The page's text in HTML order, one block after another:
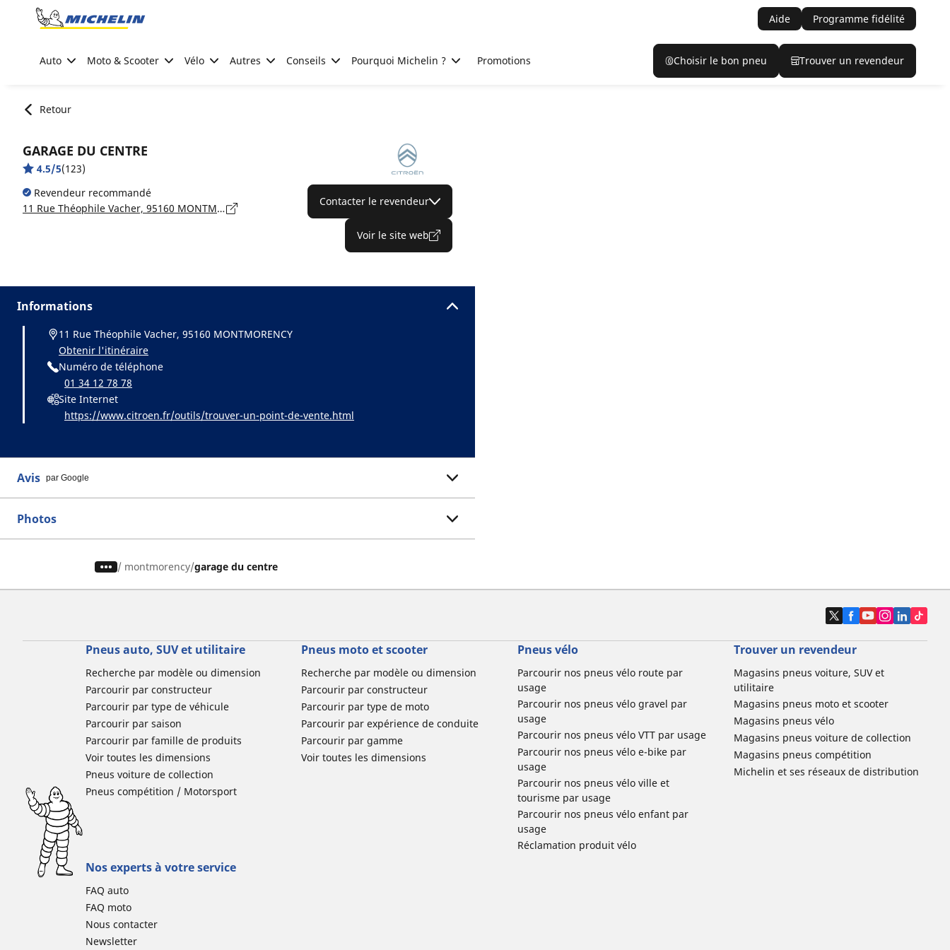
Go to page content
Aide Programme fidélité
Auto Moto & Scooter Vélo Autres Conseils Pourquoi Michelin ? Promotions Choisir le bon pneu Trouver un revendeur
Retour
GARAGE DU CENTRE
4.5/5(123)
Revendeur recommandé
11 Rue Théophile Vacher, 95160 MONTMORENCY
Contacter le revendeur
Voir le site web
Informations
11 Rue Théophile Vacher, 95160 MONTMORENCY
Obtenir l'itinéraire
Numéro de téléphone
01 34 12 78 78
Site Internet
https://www.citroen.fr/outils/trouver-un-point-de-vente.html
Avis par Google
Photos
/ montmorency garage du centre
Pneus auto, SUV et utilitaire
Recherche par modèle ou dimension
Parcourir par constructeur
Parcourir par type de véhicule
Parcourir par saison
Parcourir par famille de produits
Voir toutes les dimensions
Pneus voiture de collection
Pneus compétition / Motorsport
Pneus moto et scooter
Recherche par modèle ou dimension
Parcourir par constructeur
Parcourir par type de moto
Parcourir par expérience de conduite
Parcourir par gamme
Voir toutes les dimensions
Pneus vélo
Parcourir nos pneus vélo route par
usage
Parcourir nos pneus vélo gravel par
usage
Parcourir nos pneus vélo VTT par usage
Parcourir nos pneus vélo e-bike par
usage
Parcourir nos pneus vélo ville et
tourisme par usage
Parcourir nos pneus vélo enfant par
usage
Réclamation produit vélo
Trouver un revendeur
Magasins pneus voiture, SUV et
utilitaire
Magasins pneus moto et scooter
Magasins pneus vélo
Magasins pneus voiture de collection
Magasins pneus compétition
Michelin et ses réseaux de distribution
Nos experts à votre service
FAQ auto
FAQ moto
Nous contacter
Newsletter